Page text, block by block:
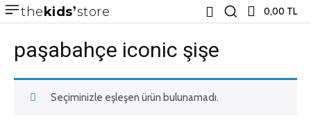
thekids store 0,00 TL
paşabahçe iconic şişe
Seçiminizle eşleşen ürün bulunamadı.